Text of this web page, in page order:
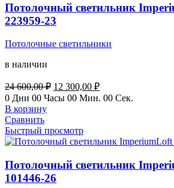
Потолочный светильник
223959-23
Потолочные светильники
в наличии
24 600,00₽ Первоначальная
цена
600,00 ₽.
12 300,00 ₽Текущая
цена:
0 Дни 00 Часы 00 Мин. 00 Сек.
В корзину
Сравнить
Быстрый просмотр
Потолочный светильник
101446-26